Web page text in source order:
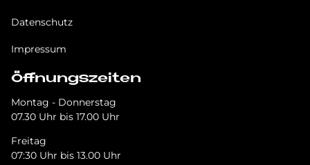
Datenschutz
Impressum
Öffnungszeiten
Montag - Donnerstag
07.30 Uhr bis 17.00 Uhr
Freitag
07:30 Uhr bis 13.00 Uhr